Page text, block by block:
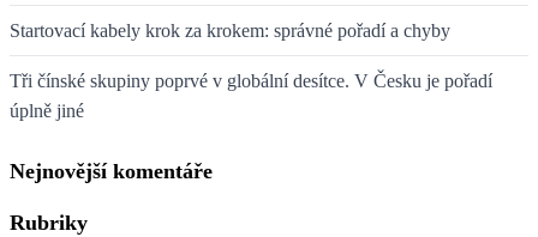
Startovací kabely krok za krokem: správné pořadí a chyby
Tři čínské skupiny poprvé v globální desítce. V Česku je pořadí
úplně jiné
Nejnovější komentáře
Rubriky